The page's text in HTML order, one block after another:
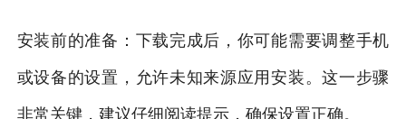
安装前的准备：下载完成后，你可能需要调整手机
或设备的设置，允许未知来源应用安装。这一步骤
非常关键，建议仔细阅读提示，确保设置正确。